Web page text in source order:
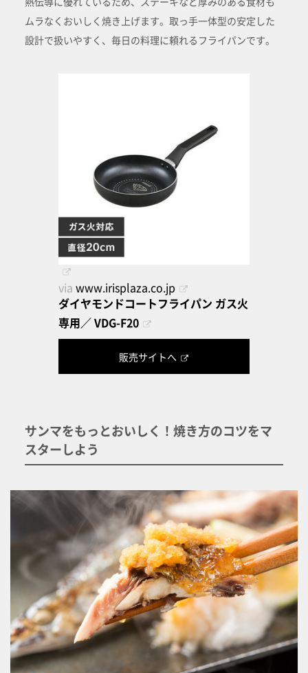
ムラなくおいしく焼き上げます。取っ手一体型の安定した
設計で扱いやすく、毎日の料理に頼れるフライパンです。
via www.irisplaza.co.jp
ダイヤモンドコートフライパン ガス火
専用／ VDG-F20
販売サイトへ
サンマをもっとおいしく！焼き方のコツをマ
スターしよう